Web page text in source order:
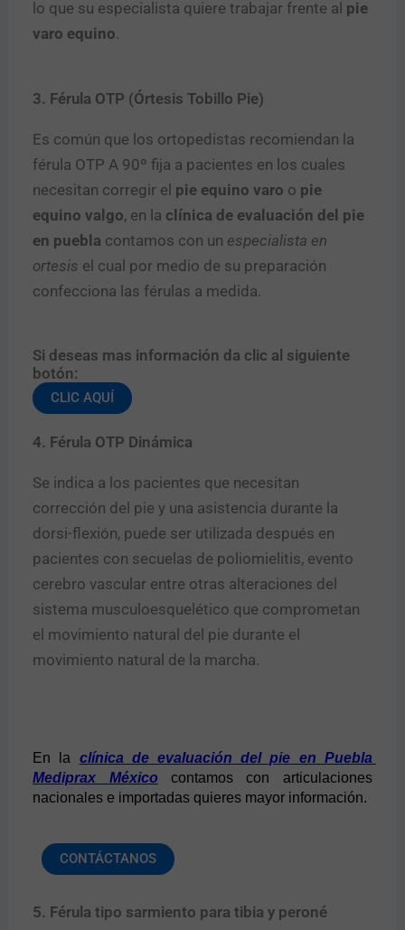
lo que su especialista quiere trabajar frente al pie
varo equino.
3. Férula OTP (Órtesis Tobillo Pie)
Es común que los ortopedistas recomiendan la
férula OTP A 90º fija a pacientes en los cuales
necesitan corregir el pie equino varo o pie
equino valgo, en la clínica de evaluación del pie
en puebla contamos con un especialista en
ortesis el cual por medio de su preparación
confecciona las férulas a medida.
Si deseas mas información da clic al siguiente
botón:
CLIC AQUÍ
4. Férula OTP Dinámica
Se indica a los pacientes que necesitan
corrección del pie y una asistencia durante la
dorsi-flexión, puede ser utilizada después en
pacientes con secuelas de poliomielitis, evento
cerebro vascular entre otras alteraciones del
sistema musculoesquelético que comprometan
el movimiento natural del pie durante el
movimiento natural de la marcha.
En la clínica de evaluación del pie en Puebla
Mediprax México contamos con articulaciones
nacionales e importadas quieres mayor información.
CONTÁCTANOS
5. Férula tipo sarmiento para tibia y peroné